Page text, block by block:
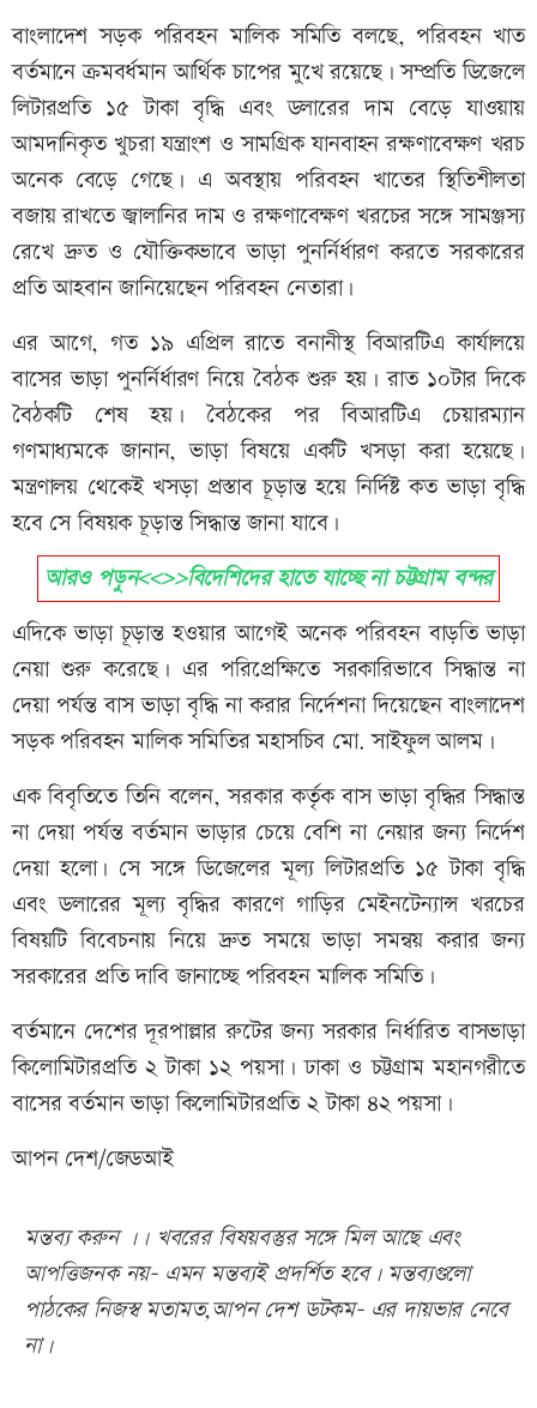
বাংলাদেশ সড়ক পরিবহন মালিক সমিতি বলছে, পরিবহন খাত
বর্তমানে ক্রমবর্ধমান আর্থিক চাপের মুখে রয়েছে। সম্প্রতি ডিজেলে
লিটারপ্রতি ১৫ টাকা বৃদ্ধি এবং ডলারের দাম বেড়ে যাওয়ায়
আমদানিকৃত খুচরা যন্ত্রাংশ ও সামগ্রিক যানবাহন রক্ষণাবেক্ষণ খরচ
অনেক বেড়ে গেছে। এ অবস্থায় পরিবহন খাতের স্থিতিশীলতা
বজায় রাখতে জ্বালানির দাম ও রক্ষণাবেক্ষণ খরচের সঙ্গে সামঞ্জস্য
রেখে দ্রুত ও যৌক্তিকভাবে ভাড়া পুনর্নির্ধারণ করতে সরকারের
প্রতি আহবান জানিয়েছেন পরিবহন নেতারা।
এর আগে, গত ১৯ এপ্রিল রাতে বনানীস্থ বিআরটিএ কার্যালয়ে
বাসের ভাড়া পুনর্নির্ধারণ নিয়ে বৈঠক শুরু হয়। রাত ১০টার দিকে
বৈঠকটি শেষ হয়। বৈঠকের পর বিআরটিএ চেয়ারম্যান
গণমাধ্যমকে জানান, ভাড়া বিষয়ে একটি খসড়া করা হয়েছে।
মন্ত্রণালয় থেকেই খসড়া প্রস্তাব চূড়ান্ত হয়ে নির্দিষ্ট কত ভাড়া বৃদ্ধি
হবে সে বিষয়ক চূড়ান্ত সিদ্ধান্ত জানা যাবে।
আরও পড়ুন<<>>বিদেশিদের হাতে যাচ্ছে না চট্টগ্রাম বন্দর
এদিকে ভাড়া চূড়ান্ত হওয়ার আগেই অনেক পরিবহন বাড়তি ভাড়া
নেয়া শুরু করেছে। এর পরিপ্রেক্ষিতে সরকারিভাবে সিদ্ধান্ত না
দেয়া পর্যন্ত বাস ভাড়া বৃদ্ধি না করার নির্দেশনা দিয়েছেন বাংলাদেশ
সড়ক পরিবহন মালিক সমিতির মহাসচিব মো. সাইফুল আলম।
এক বিবৃতিতে তিনি বলেন, সরকার কর্তৃক বাস ভাড়া বৃদ্ধির সিদ্ধান্ত
না দেয়া পর্যন্ত বর্তমান ভাড়ার চেয়ে বেশি না নেয়ার জন্য নির্দেশ
দেয়া হলো। সে সঙ্গে ডিজেলের মূল্য লিটারপ্রতি ১৫ টাকা বৃদ্ধি
এবং ডলারের মূল্য বৃদ্ধির কারণে গাড়ির মেইনটেন্যান্স খরচের
বিষয়টি বিবেচনায় নিয়ে দ্রুত সময়ে ভাড়া সমন্বয় করার জন্য
সরকারের প্রতি দাবি জানাচ্ছে পরিবহন মালিক সমিতি।
বর্তমানে দেশের দূরপাল্লার রুটের জন্য সরকার নির্ধারিত বাসভাড়া
কিলোমিটারপ্রতি ২ টাকা ১২ পয়সা। ঢাকা ও চট্টগ্রাম মহানগরীতে
বাসের বর্তমান ভাড়া কিলোমিটারপ্রতি ২ টাকা ৪২ পয়সা।
আপন দেশ/জেডআই
মন্তব্য করুন ।। খবরের বিষয়বস্তুর সঙ্গে মিল আছে এবং
আপত্তিজনক নয়- এমন মন্তব্যই প্রদর্শিত হবে। মন্তব্যগুলো
পাঠকের নিজস্ব মতামত,আপন দেশ ডটকম- এর দায়ভার নেবে
না।